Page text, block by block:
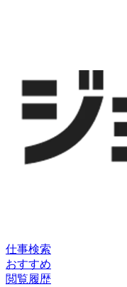
仕事検索
おすすめ
閲覧履歴